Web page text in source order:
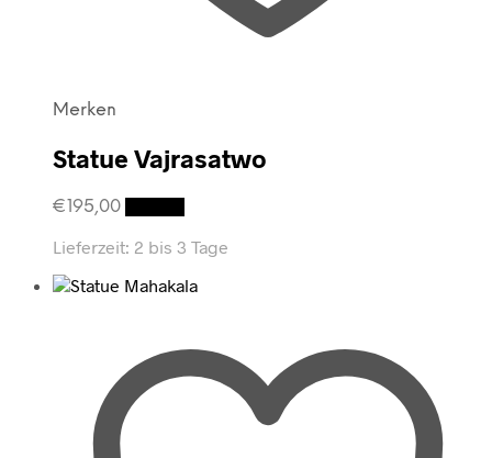
Merken
Statue Vajrasatwo
€195,00
Lieferzeit: 2 bis 3 Tage